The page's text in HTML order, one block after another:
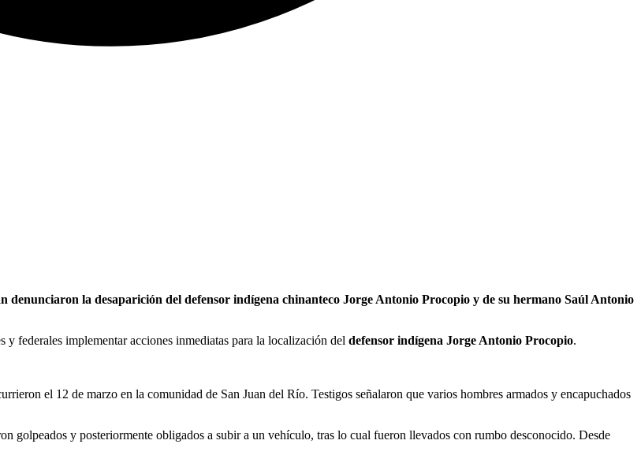
denunciaron la desaparición del defensor indígena chinanteco Jorge Antonio Procopio y de su hermano Saúl Antonio
federales implementar acciones inmediatas para la localización del defensor indígena Jorge Antonio Procopio.
el 12 de marzo en la comunidad de San Juan del Río. Testigos señalaron que varios hombres armados y encapuchados
golpeados y posteriormente obligados a subir a un vehículo, tras lo cual fueron llevados con rumbo desconocido. Desde